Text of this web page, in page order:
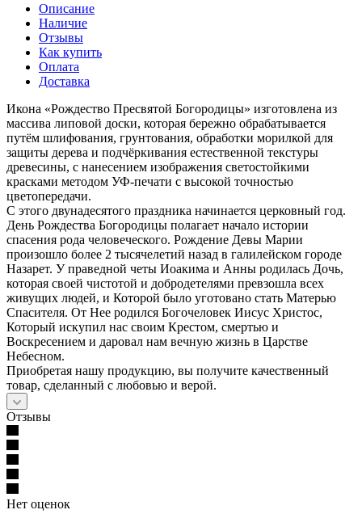
Описание
Наличие
Отзывы
Как купить
Оплата
Доставка
Икона «Рождество Пресвятой Богородицы» изготовлена из
массива липовой доски, которая бережно обрабатывается
путём шлифования, грунтования, обработки морилкой для
защиты дерева и подчёркивания естественной текстуры
древесины, с нанесением изображения светостойкими
красками методом УФ-печати с высокой точностью
цветопередачи.
С этого двунадесятого праздника начинается церковный год.
День Рождества Богородицы полагает начало истории
спасения рода человеческого. Рождение Девы Марии
произошло более 2 тысячелетий назад в галилейском городе
Назарет. У праведной четы Иоакима и Анны родилась Дочь,
которая своей чистотой и добродетелями превзошла всех
живущих людей, и Которой было уготовано стать Матерью
Спасителя. От Нее родился Богочеловек Иисус Христос,
Который искупил нас своим Крестом, смертью и
Воскресением и даровал нам вечную жизнь в Царстве
Небесном.
Приобретая нашу продукцию, вы получите качественный
товар, сделанный с любовью и верой.
Отзывы
Нет оценок